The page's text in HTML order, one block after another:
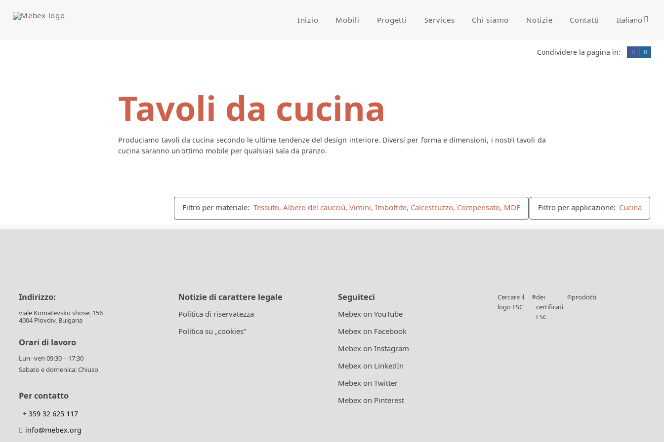
Inizio Mobili Progetti Services Chi siamo Notizie Contatti Italiano
Condividere la pagina in:
Tavoli da cucina
Produciamo tavoli da cucina secondo le ultime tendenze del design interiore. Diversi per forma e dimensioni, i nostri tavoli da
cucina saranno un'ottimo mobile per qualsiasi sala da pranzo.
Filtro per materiale: Tessuto, Albero del caucciù, Vimini, Imbottite, Calcestruzzo, Compensato, MDF Filtro per applicazione: Cucina
Indirizzo:
viale Komatevsko shose, 156
4004 Plovdiv, Bulgaria
Orari di lavoro
Lun--ven 09:30 – 17:30
Sabato e domenica: Chiuso
Per contatto
+ 359 32 625 117
info@mebex.org
Notizie di carattere legale
Politica di riservatezza
Politica su „cookies“
Seguiteci
Mebex on YouTube
Mebex on Facebook
Mebex on Instagram
Mebex on LinkedIn
Mebex on Twitter
Mebex on Pinterest
Cercare il
logo FSC
®dei
certificati
FSC
®prodotti